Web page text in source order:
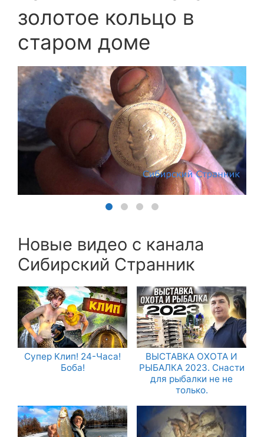
золотое кольцо в
старом доме
Новые видео с канала
Сибирский Странник
Супер Клип! 24-Часа!
Боба!
ВЫСТАВКА ОХОТА И
РЫБАЛКА 2023. Снасти
для рыбалки не не
только.